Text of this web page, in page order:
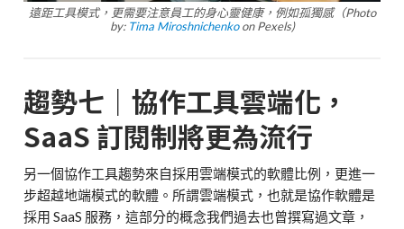
遠距工具模式，更需要注意員工的身心靈健康，例如孤獨感（Photo
by: Tima Miroshnichenkoon Pexels)
趨勢七｜協作工具雲端化，
SaaS 訂閱制將更為流行
另一個協作工具趨勢來自採用雲端模式的軟體比例，更進一
步超越地端模式的軟體。所謂雲端模式，也就是協作軟體是
採用 SaaS 服務，這部分的概念我們過去也曾撰寫過文章，